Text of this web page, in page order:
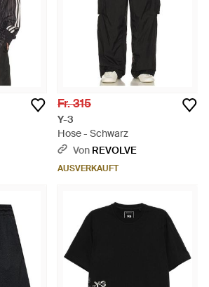
Fr. 315
Y-3
Hose - Schwarz
Von REVOLVE
AUSVERKAUFT